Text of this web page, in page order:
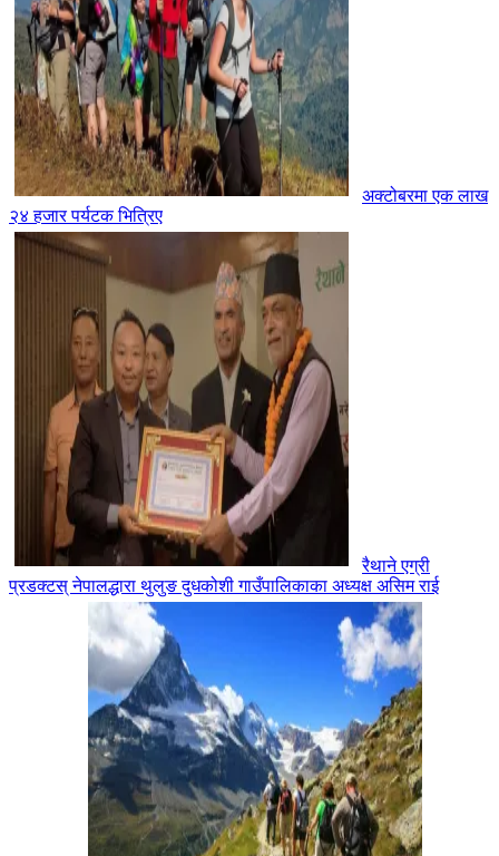
अक्टोबरमा एक लाख
२४ हजार पर्यटक भित्रिए
रैथाने एग्री
प्रडक्टस् नेपालद्धारा थुलुङ दुधकोशी गाउँपालिकाका अध्यक्ष असिम राई